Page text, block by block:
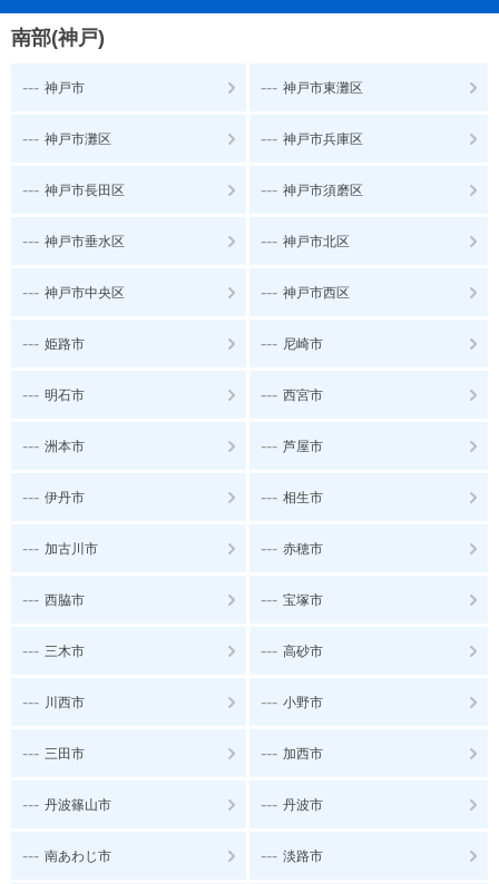
南部(神戸)
--- 神戸市 --- 神戸市東灘区
--- 神戸市灘区 --- 神戸市兵庫区
--- 神戸市長田区 --- 神戸市須磨区
--- 神戸市垂水区 --- 神戸市北区
--- 神戸市中央区 --- 神戸市西区
--- 姫路市 --- 尼崎市
--- 明石市 --- 西宮市
--- 洲本市 --- 芦屋市
--- 伊丹市 --- 相生市
--- 加古川市 --- 赤穂市
--- 西脇市 --- 宝塚市
--- 三木市 --- 高砂市
--- 川西市 --- 小野市
--- 三田市 --- 加西市
--- 丹波篠山市 --- 丹波市
--- 南あわじ市 --- 淡路市